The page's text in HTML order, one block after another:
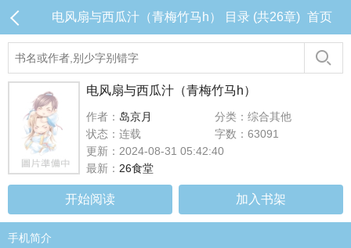
电风扇与西瓜汁（青梅竹马h） 目录 (共26章) 首页
电风扇与西瓜汁（青梅竹马h）
作者： 岛京月
分类：综合其他
状态：连载
字数：63091
更新：2024-08-31 05:42:40
最新： 26食堂
开始阅读 加入书架
手机简介